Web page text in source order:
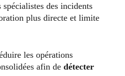
des incidents
plus directe et limite
les opérations
afin de détecter